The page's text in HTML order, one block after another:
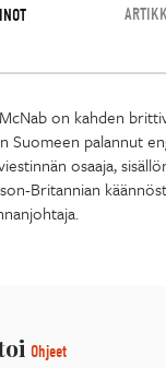
McNab on kahden
Suomeen palannut
osaaja,
Britannian
Ohjeet